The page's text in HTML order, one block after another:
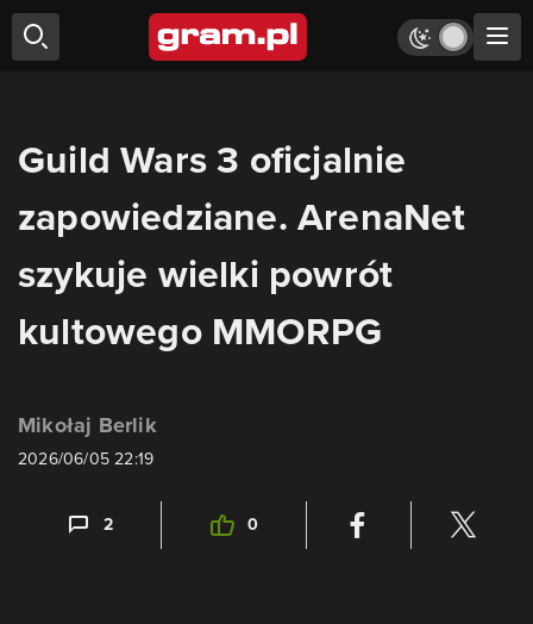
Guild Wars 3 oficjalnie
zapowiedziane. ArenaNet
szykuje wielki powrót
kultowego MMORPG
Mikołaj Berlik
2026/06/05 22:19
2 0